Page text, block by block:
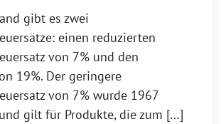
gibt es zwei
einen reduzierten
von 7% und den
19%. Der geringere
von 7% wurde 1967
gilt für Produkte, die zum […]